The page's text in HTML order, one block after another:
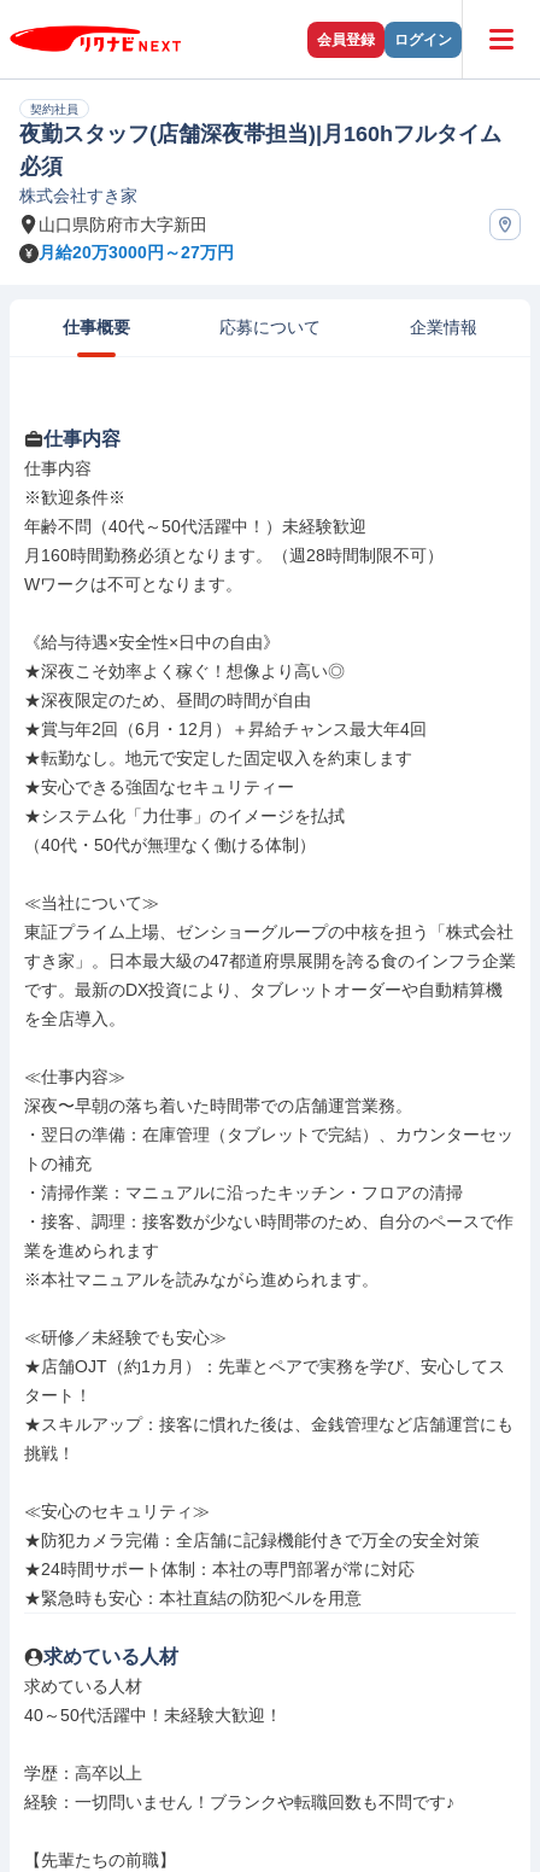
会員登録 ログイン
契約社員
夜勤スタッフ(店舗深夜帯担当)|月160hフルタイム
必須
株式会社すき家
山口県防府市大字新田
月給20万3000円～27万円
仕事概要 応募について 企業情報
仕事内容
仕事内容
※歓迎条件※
年齢不問（40代～50代活躍中！）未経験歓迎
月160時間勤務必須となります。（週28時間制限不可）
Wワークは不可となります。
《給与待遇×安全性×日中の自由》
★深夜こそ効率よく稼ぐ！想像より高い◎
★深夜限定のため、昼間の時間が自由
★賞与年2回（6月・12月）＋昇給チャンス最大年4回
★転勤なし。地元で安定した固定収入を約束します
★安心できる強固なセキュリティー
★システム化「力仕事」のイメージを払拭
（40代・50代が無理なく働ける体制）
≪当社について≫
東証プライム上場、ゼンショーグループの中核を担う「株式会社
すき家」。日本最大級の47都道府県展開を誇る食のインフラ企業
です。最新のDX投資により、タブレットオーダーや自動精算機
を全店導入。
≪仕事内容≫
深夜〜早朝の落ち着いた時間帯での店舗運営業務。
・翌日の準備：在庫管理（タブレットで完結）、カウンターセッ
トの補充
・清掃作業：マニュアルに沿ったキッチン・フロアの清掃
・接客、調理：接客数が少ない時間帯のため、自分のペースで作
業を進められます
※本社マニュアルを読みながら進められます。
≪研修／未経験でも安心≫
★店舗OJT（約1カ月）：先輩とペアで実務を学び、安心してス
タート！
★スキルアップ：接客に慣れた後は、金銭管理など店舗運営にも
挑戦！
≪安心のセキュリティ≫
★防犯カメラ完備：全店舗に記録機能付きで万全の安全対策
★24時間サポート体制：本社の専門部署が常に対応
★緊急時も安心：本社直結の防犯ベルを用意
求めている人材
求めている人材
40～50代活躍中！未経験大歓迎！
学歴：高卒以上
経験：一切問いません！ブランクや転職回数も不問です♪
【先輩たちの前職】